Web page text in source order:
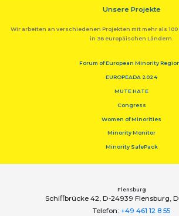
Unsere Projekte
Wir arbeiten an verschiedenen Projekten mit mehr als
in 36 europäischen Ländern.
Forum of European Minority
EUROPEADA 2024
MUTE HATE
Congress
Women of Minorities
Minority Monitor
Minority SafePack
Flensburg
Schiﬀbrücke 42, D-24939 Flensburg,
Telefon: +49 461 12 8 55